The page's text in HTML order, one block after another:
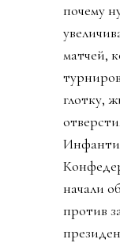
почему
матчей,
глотку,
начали
против